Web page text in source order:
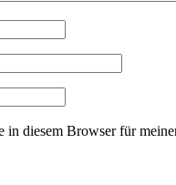
diesem Browser für